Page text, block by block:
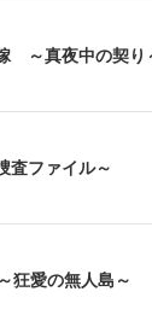
～真夜中の契り
査ファイル～
狂愛の無人島～